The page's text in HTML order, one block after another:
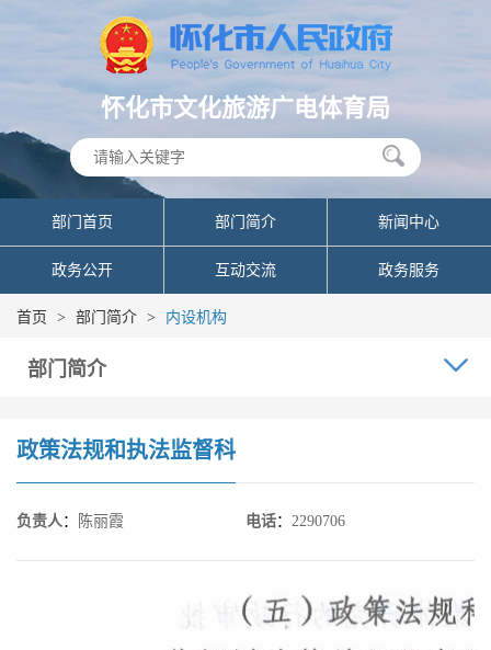
怀化市文化旅游广电体育局
部门首页 部门简介 新闻中心
政务公开 互动交流 政务服务
首页 > 部门简介 > 内设机构
部门简介
政策法规和执法监督科
负责人： 陈丽霞 电话： 2290706